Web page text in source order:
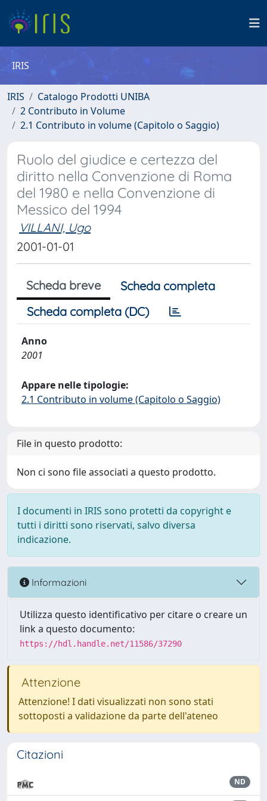
IRIS
IRIS
Catalogo Prodotti UNIBA
2 Contributo in Volume
2.1 Contributo in volume (Capitolo o Saggio)
Ruolo del giudice e certezza del
diritto nella Convenzione di Roma
del 1980 e nella Convenzione di
Messico del 1994
VILLANI, Ugo
2001-01-01
Scheda breve
Scheda completa
Scheda completa (DC)
Anno
2001
Appare nelle tipologie:
2.1 Contributo in volume (Capitolo o Saggio)
File in questo prodotto:
Non ci sono file associati a questo prodotto.
I documenti in IRIS sono protetti da copyright e
tutti i diritti sono riservati, salvo diversa
indicazione.
Informazioni
Utilizza questo identificativo per citare o creare un
link a questo documento:
https://hdl.handle.net/11586/37290
Attenzione
Attenzione! I dati visualizzati non sono stati
sottoposti a validazione da parte dell'ateneo
Citazioni
ND